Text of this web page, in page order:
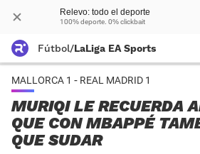
Relevo: todo el deporte
100% deporte. 0% clickbait
Fútbol/LaLiga EA Sports
MALLORCA 1 - REAL MADRID 1
MURIQI LE RECUERDA
QUE CON MBAPPÉ
QUE SUDAR